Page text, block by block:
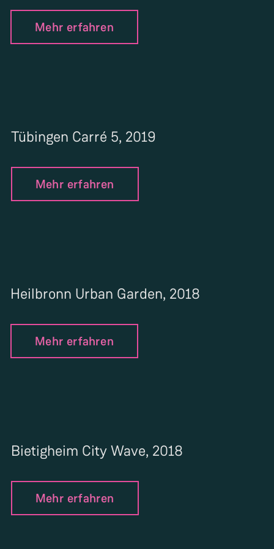
Mehr erfahren
Tübingen Carré 5, 2019
Mehr erfahren
Heilbronn Urban Garden, 2018
Mehr erfahren
Bietigheim City Wave, 2018
Mehr erfahren